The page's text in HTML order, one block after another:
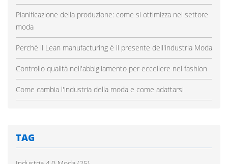
Pianificazione della produzione: come si ottimizza nel settore
moda
Perchè il Lean manufacturing è il presente dell'industria Moda
Controllo qualità nell'abbigliamento per eccellere nel fashion
Come cambia l'industria della moda e come adattarsi
TAG